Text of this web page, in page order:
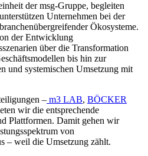
der msg-Gruppe, begleiten
Unternehmen bei der
Ökosysteme.
der Entwicklung
über die Transformation
bis hin zur
und systemischen Umsetzung mit
– m3 LAB, BÖCKER
wir die entsprechende
Plattformen. Damit gehen wir
von
– weil die Umsetzung zählt.